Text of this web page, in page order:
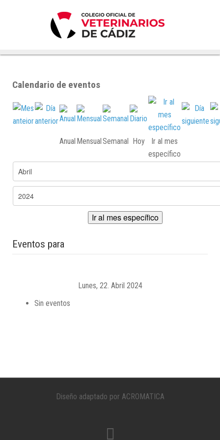
Calendario de eventos
Anual MensualSemanal Hoy
Ir al mes
específico
Ir al mes específico
Eventos para
Lunes, 22. Abril 2024
Sin eventos
Diseño adaptado por ACROMATICA